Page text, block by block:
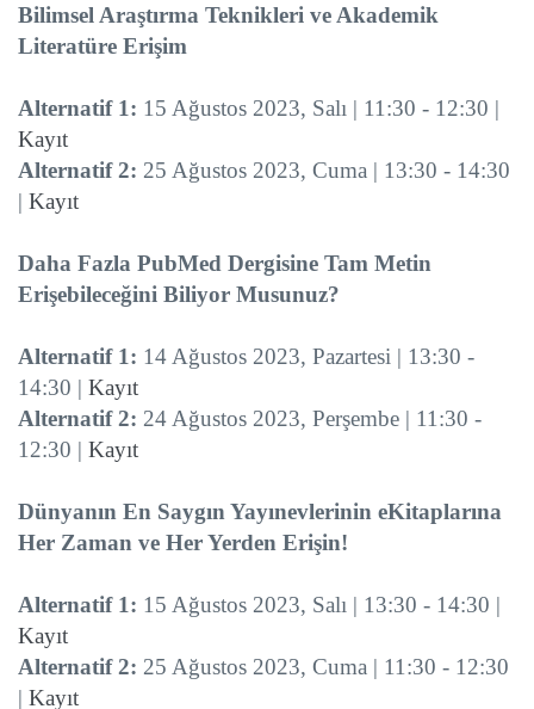
Bilimsel Araştırma Teknikleri ve Akademik
Literatüre Erişim
Alternatif 1: 15 Ağustos 2023, Salı | 11:30 - 12:30 |
Kayıt
Alternatif 2: 25 Ağustos 2023, Cuma | 13:30 - 14:30
| Kayıt
Daha Fazla PubMed Dergisine Tam Metin
Erişebileceğini Biliyor Musunuz?
Alternatif 1: 14 Ağustos 2023, Pazartesi | 13:30 -
14:30 | Kayıt
Alternatif 2: 24 Ağustos 2023, Perşembe | 11:30 -
12:30 | Kayıt
Dünyanın En Saygın Yayınevlerinin eKitaplarına
Her Zaman ve Her Yerden Erişin!
Alternatif 1: 15 Ağustos 2023, Salı | 13:30 - 14:30 |
Kayıt
Alternatif 2: 25 Ağustos 2023, Cuma | 11:30 - 12:30
| Kayıt